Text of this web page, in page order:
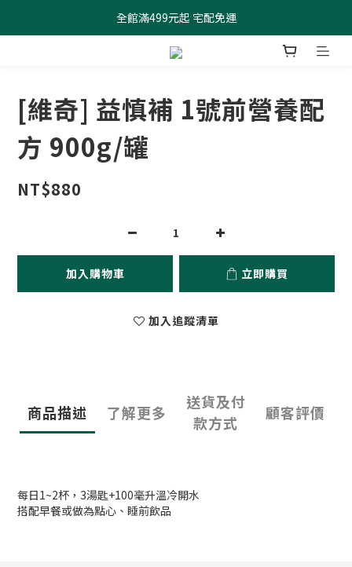
全館滿499元起 宅配免運
全館滿499元起 宅配免運
加入會員 $100元購物金現領現折
[維奇] 益慎補 1號前營養配
方 900g/罐
NT$880
加入購物車 立即購買
加入追蹤清單
商品描述 了解更多
送貨及付
款方式
顧客評價
每日1~2杯，3湯匙+100毫升溫冷開水
搭配早餐或做為點心、睡前飲品